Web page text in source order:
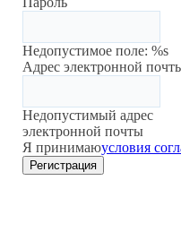
Недопустимое поле: %s
Адрес электронной
Недопустимый адрес
электронной почты
Я принимаюусловия
Регистрация